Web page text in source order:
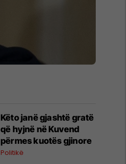
Këto janë gjashtë gratë
që hyjnë në Kuvend
përmes kuotës gjinore
Politikë